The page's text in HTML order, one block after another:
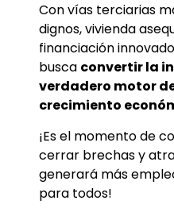
Con vías terciarias
dignos, vivienda
financiación
busca convertir la
verdadero motor
crecimiento
¡Es el momento de
cerrar brechas y
generará más
para todos!